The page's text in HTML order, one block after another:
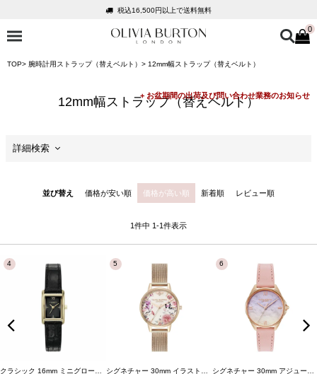
税込16,500円以上で送料無料
会員登録で1,000円分のポイントプレゼント
税込16,500円以上で送料無料
0
TOP 腕時計用ストラップ（替えベルト） 12mm幅ストラップ（替えベルト）
12mm幅ストラップ（替えベルト）
詳細検索
商品カテゴリ
ケースサイズ
ケースの形状
ベルト幅
並び替え 価格が安い順 価格が高い順 新着順 レビュー順
1件中 1-1件表示